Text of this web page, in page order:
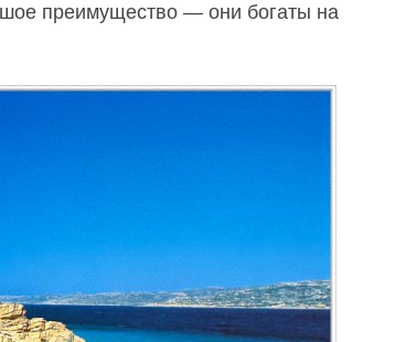
преимущество — они богаты на